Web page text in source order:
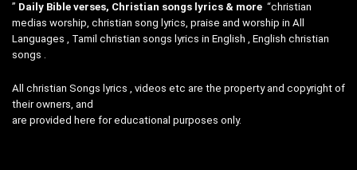
” Daily Bible verses, Christian songs lyrics & more “christian
medias worship, christian song lyrics, praise and worship in All
Languages , Tamil christian songs lyrics in English , English christian
songs .
All christian Songs lyrics , videos etc are the property and copyright of
their owners, and
are provided here for educational purposes only.